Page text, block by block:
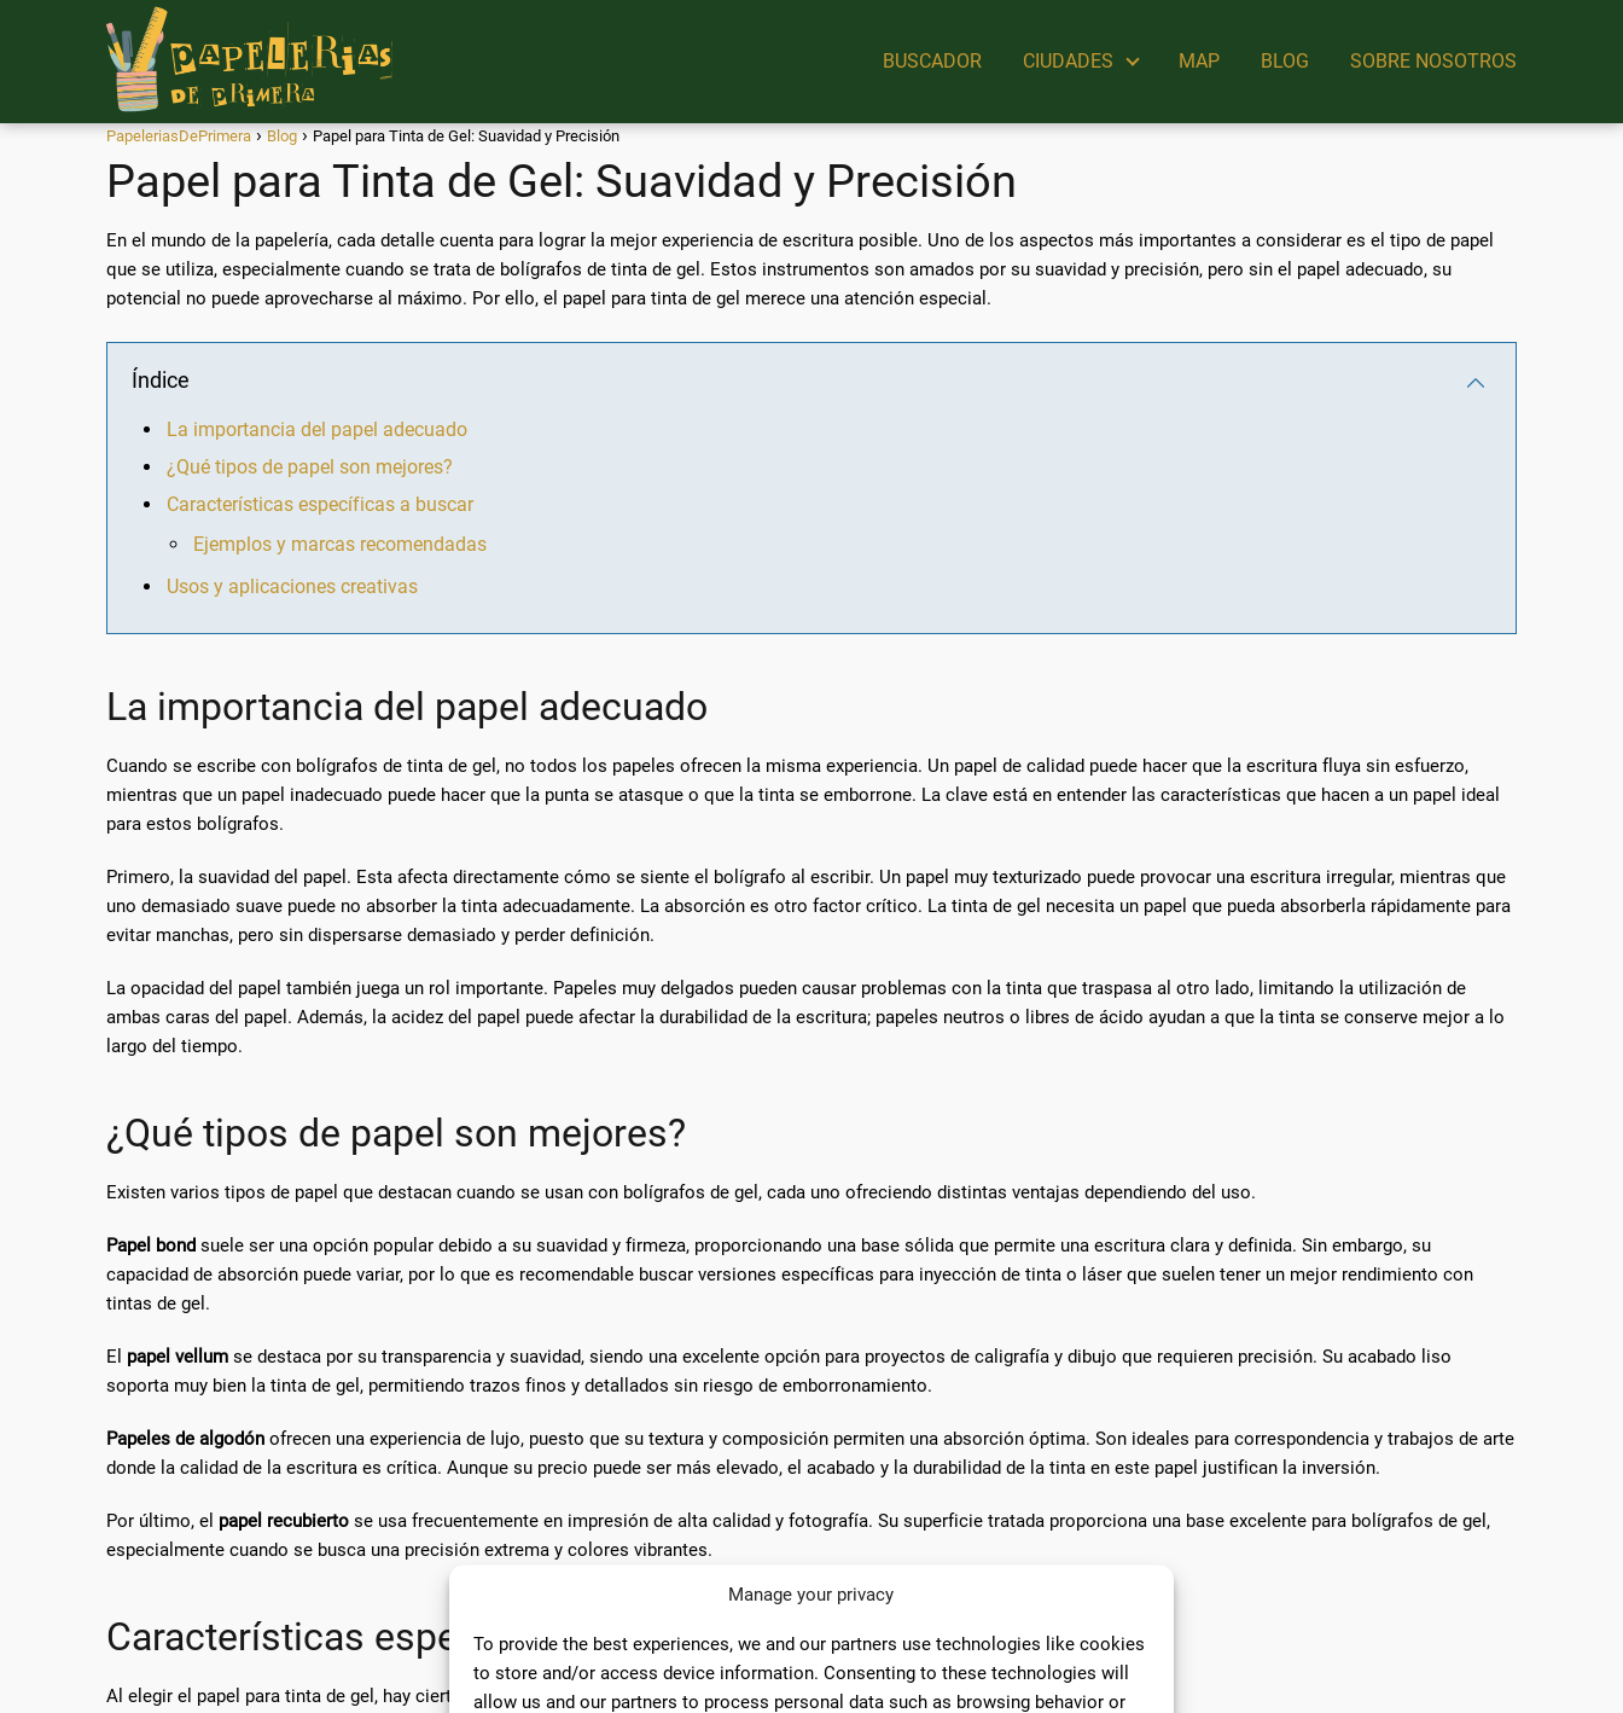
Manage your privacy
To provide the best experiences, we and our partners use technologies like cookies
to store and/or access device information. Consenting to these technologies will
allow us and our partners to process personal data such as browsing behavior or
BUSCADOR CIUDADES MAP BLOG SOBRE NOSOTROS
PapeleriasDePrimera Blog Papel para Tinta de Gel: Suavidad y Precisión
Papel para Tinta de Gel: Suavidad y Precisión
En el mundo de la papelería, cada detalle cuenta para lograr la mejor experiencia de escritura posible. Uno de los aspectos más importantes a considerar es el tipo de papel
que se utiliza, especialmente cuando se trata de bolígrafos de tinta de gel. Estos instrumentos son amados por su suavidad y precisión, pero sin el papel adecuado, su
potencial no puede aprovecharse al máximo. Por ello, el papel para tinta de gel merece una atención especial.
Índice
La importancia del papel adecuado
¿Qué tipos de papel son mejores?
Características específicas a buscar
Ejemplos y marcas recomendadas
Usos y aplicaciones creativas
La importancia del papel adecuado
Cuando se escribe con bolígrafos de tinta de gel, no todos los papeles ofrecen la misma experiencia. Un papel de calidad puede hacer que la escritura fluya sin esfuerzo,
mientras que un papel inadecuado puede hacer que la punta se atasque o que la tinta se emborrone. La clave está en entender las características que hacen a un papel ideal
para estos bolígrafos.
Primero, la suavidad del papel. Esta afecta directamente cómo se siente el bolígrafo al escribir. Un papel muy texturizado puede provocar una escritura irregular, mientras que
uno demasiado suave puede no absorber la tinta adecuadamente. La absorción es otro factor crítico. La tinta de gel necesita un papel que pueda absorberla rápidamente para
evitar manchas, pero sin dispersarse demasiado y perder definición.
La opacidad del papel también juega un rol importante. Papeles muy delgados pueden causar problemas con la tinta que traspasa al otro lado, limitando la utilización de
ambas caras del papel. Además, la acidez del papel puede afectar la durabilidad de la escritura; papeles neutros o libres de ácido ayudan a que la tinta se conserve mejor a lo
largo del tiempo.
¿Qué tipos de papel son mejores?
Existen varios tipos de papel que destacan cuando se usan con bolígrafos de gel, cada uno ofreciendo distintas ventajas dependiendo del uso.
Papel bond suele ser una opción popular debido a su suavidad y firmeza, proporcionando una base sólida que permite una escritura clara y definida. Sin embargo, su
capacidad de absorción puede variar, por lo que es recomendable buscar versiones específicas para inyección de tinta o láser que suelen tener un mejor rendimiento con
tintas de gel.
El papel vellum se destaca por su transparencia y suavidad, siendo una excelente opción para proyectos de caligrafía y dibujo que requieren precisión. Su acabado liso
soporta muy bien la tinta de gel, permitiendo trazos finos y detallados sin riesgo de emborronamiento.
Papeles de algodón ofrecen una experiencia de lujo, puesto que su textura y composición permiten una absorción óptima. Son ideales para correspondencia y trabajos de arte
donde la calidad de la escritura es crítica. Aunque su precio puede ser más elevado, el acabado y la durabilidad de la tinta en este papel justifican la inversión.
Por último, el papel recubierto se usa frecuentemente en impresión de alta calidad y fotografía. Su superficie tratada proporciona una base excelente para bolígrafos de gel,
especialmente cuando se busca una precisión extrema y colores vibrantes.
Características específicas a buscar
Al elegir el papel para tinta de gel, hay ciertas características que pueden servir de guía para hacer la mejor elección.